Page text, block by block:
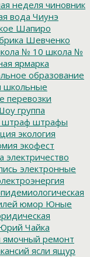
неделя чиновник
вода Чиунэ
Шапиро
Шевченко
№ 10 школа №
ярмарка
образование
школьные
перевозки
группа
штраф штрафы
экология
экофест
электричество
электронные
юмор Юные
Чайка
ямочный ремонт
ясли ящур